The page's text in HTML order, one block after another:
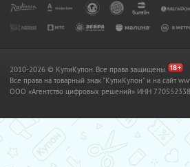
2010-2026 © КупиКупон. Все права защищены.
Все права на товарный знак "КупиКупон" и на сайт
OOO «Агентство цифровых решений» ИНН